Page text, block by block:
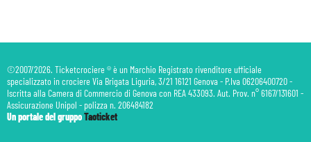
©2007/2026. Ticketcrociere ® è un Marchio Registrato rivenditore ufficiale
specializzato in crociere Via Brigata Liguria, 3/21 16121 Genova - P.Iva 06206400720 -
Iscritta alla Camera di Commercio di Genova con REA 433093. Aut. Prov. n° 6167/131601 -
Assicurazione Unipol - polizza n. 206484182
Un portale del gruppoTaoticket